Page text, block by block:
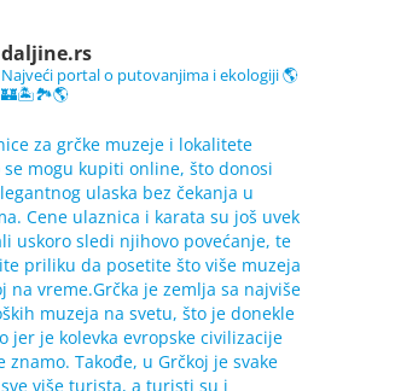
daljine.rs
Najveći portal o putovanjima i ekologiji 🌎
🏰🏝️🏞️🌎